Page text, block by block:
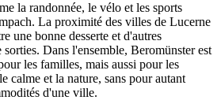
la randonnée, le vélo et les sports
La proximité des villes de Lucerne
une bonne desserte et d'autres
Dans l'ensemble, Beromünster est
les familles, mais aussi pour les
calme et la nature, sans pour autant
d'une ville.